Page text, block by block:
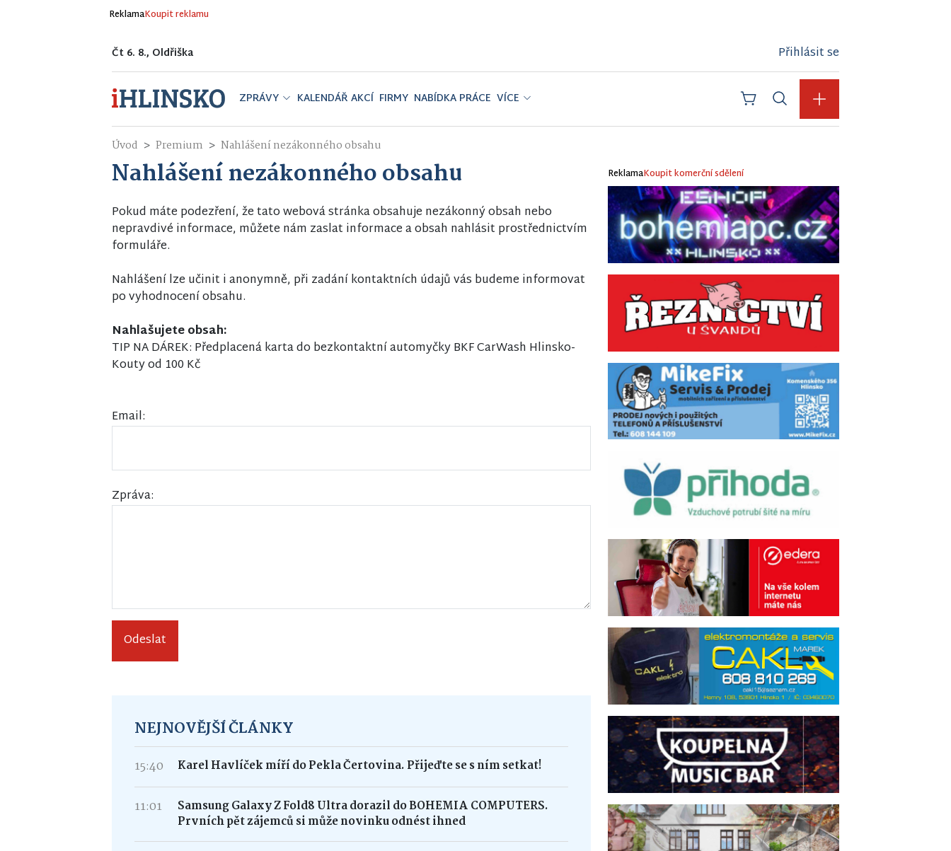
ReklamaKoupit reklamu
Čt 6. 8., Oldřiška Přihlásit se
ZPRÁVY KALENDÁŘ AKCÍ FIRMY NABÍDKA PRÁCE VÍCE
Úvod Premium Nahlášení nezákonného obsahu
Nahlášení nezákonného obsahu
Pokud máte podezření, že tato webová stránka obsahuje nezákonný obsah nebo
nepravdivé informace, můžete nám zaslat informace a obsah nahlásit prostřednictvím
formuláře.
Nahlášení lze učinit i anonymně, při zadání kontaktních údajů vás budeme informovat
po vyhodnocení obsahu.
Nahlašujete obsah:
TIP NA DÁREK: Předplacená karta do bezkontaktní automyčky BKF CarWash Hlinsko-
Kouty od 100 Kč
Email:
Zpráva:
Odeslat
NEJNOVĚJŠÍ ČLÁNKY
15:40 Karel Havlíček míří do Pekla Čertovina. Přijeďte se s ním setkat!
11:01
Samsung Galaxy Z Fold8 Ultra dorazil do BOHEMIA COMPUTERS.
Prvních pět zájemců si může novinku odnést ihned
ReklamaKoupit komerční sdělení